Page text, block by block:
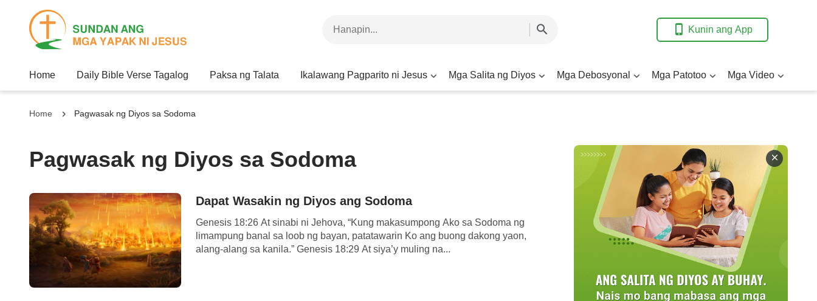
Kunin ang App
Home Daily Bible Verse Tagalog Paksa ng Talata Ikalawang Pagparito ni Jesus Mga Salita ng Diyos Mga Debosyonal Mga Patotoo Mga Video
Home Pagwasak ng Diyos sa Sodoma
Pagwasak ng Diyos sa Sodoma
Dapat Wasakin ng Diyos ang Sodoma
Genesis 18:26 At sinabi ni Jehova, “Kung makasumpong Ako sa Sodoma ng
limampung banal sa loob ng bayan, patatawarin Ko ang buong dakong yaon,
alang-alang sa kanila.” Genesis 18:29 At siya’y muling na...